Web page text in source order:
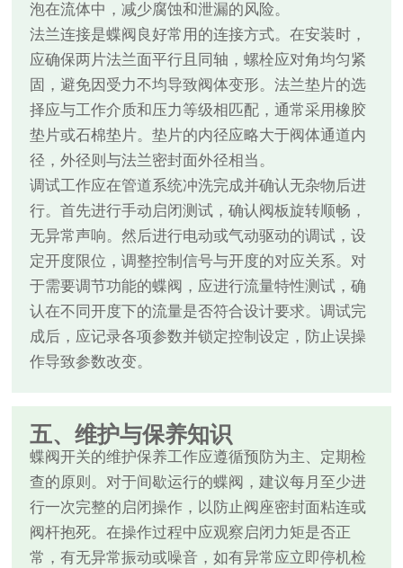
泡在流体中，减少腐蚀和泄漏的风险。
法兰连接是蝶阀良好常用的连接方式。在安装时，
应确保两片法兰面平行且同轴，螺栓应对角均匀紧
固，避免因受力不均导致阀体变形。法兰垫片的选
择应与工作介质和压力等级相匹配，通常采用橡胶
垫片或石棉垫片。垫片的内径应略大于阀体通道内
径，外径则与法兰密封面外径相当。
调试工作应在管道系统冲洗完成并确认无杂物后进
行。首先进行手动启闭测试，确认阀板旋转顺畅，
无异常声响。然后进行电动或气动驱动的调试，设
定开度限位，调整控制信号与开度的对应关系。对
于需要调节功能的蝶阀，应进行流量特性测试，确
认在不同开度下的流量是否符合设计要求。调试完
成后，应记录各项参数并锁定控制设定，防止误操
作导致参数改变。
五、维护与保养知识
蝶阀开关的维护保养工作应遵循预防为主、定期检
查的原则。对于间歇运行的蝶阀，建议每月至少进
行一次完整的启闭操作，以防止阀座密封面粘连或
阀杆抱死。在操作过程中应观察启闭力矩是否正
常，有无异常振动或噪音，如有异常应立即停机检